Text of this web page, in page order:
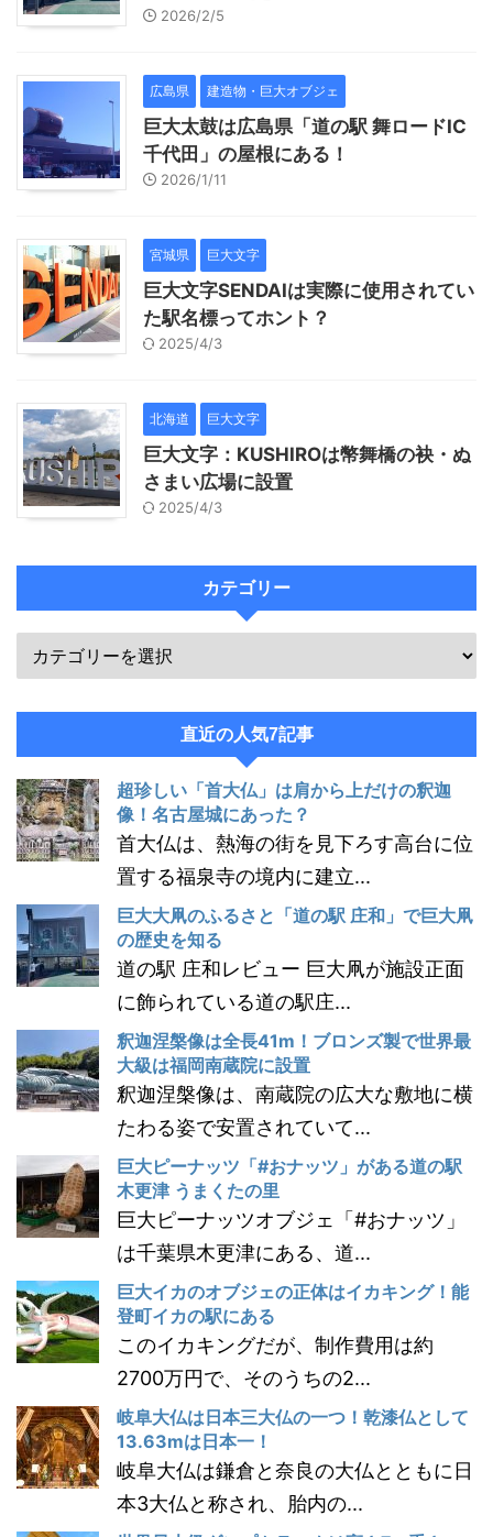
2026/2/5
広島県 建造物・巨大オブジェ
巨大太鼓は広島県「道の駅 舞ロードIC
千代田」の屋根にある！
2026/1/11
宮城県 巨大文字
巨大文字SENDAIは実際に使用されてい
た駅名標ってホント？
2025/4/3
北海道 巨大文字
巨大文字：KUSHIROは幣舞橋の袂・ぬ
さまい広場に設置
2025/4/3
カテゴリー
直近の人気7記事
超珍しい「首大仏」は肩から上だけの釈迦
像！名古屋城にあった？
首大仏は、熱海の街を見下ろす高台に位
置する福泉寺の境内に建立...
巨大大凧のふるさと「道の駅 庄和」で巨大凧
の歴史を知る
道の駅 庄和レビュー 巨大凧が施設正面
に飾られている道の駅庄...
釈迦涅槃像は全長41m！ブロンズ製で世界最
大級は福岡南蔵院に設置
釈迦涅槃像は、南蔵院の広大な敷地に横
たわる姿で安置されていて...
巨大ピーナッツ「#おナッツ」がある道の駅
木更津 うまくたの里
巨大ピーナッツオブジェ「#おナッツ」
は千葉県木更津にある、道...
巨大イカのオブジェの正体はイカキング！能
登町イカの駅にある
このイカキングだが、制作費用は約
2700万円で、そのうちの2...
岐阜大仏は日本三大仏の一つ！乾漆仏として
13.63mは日本一！
岐阜大仏は鎌倉と奈良の大仏とともに日
本3大仏と称され、胎内の...